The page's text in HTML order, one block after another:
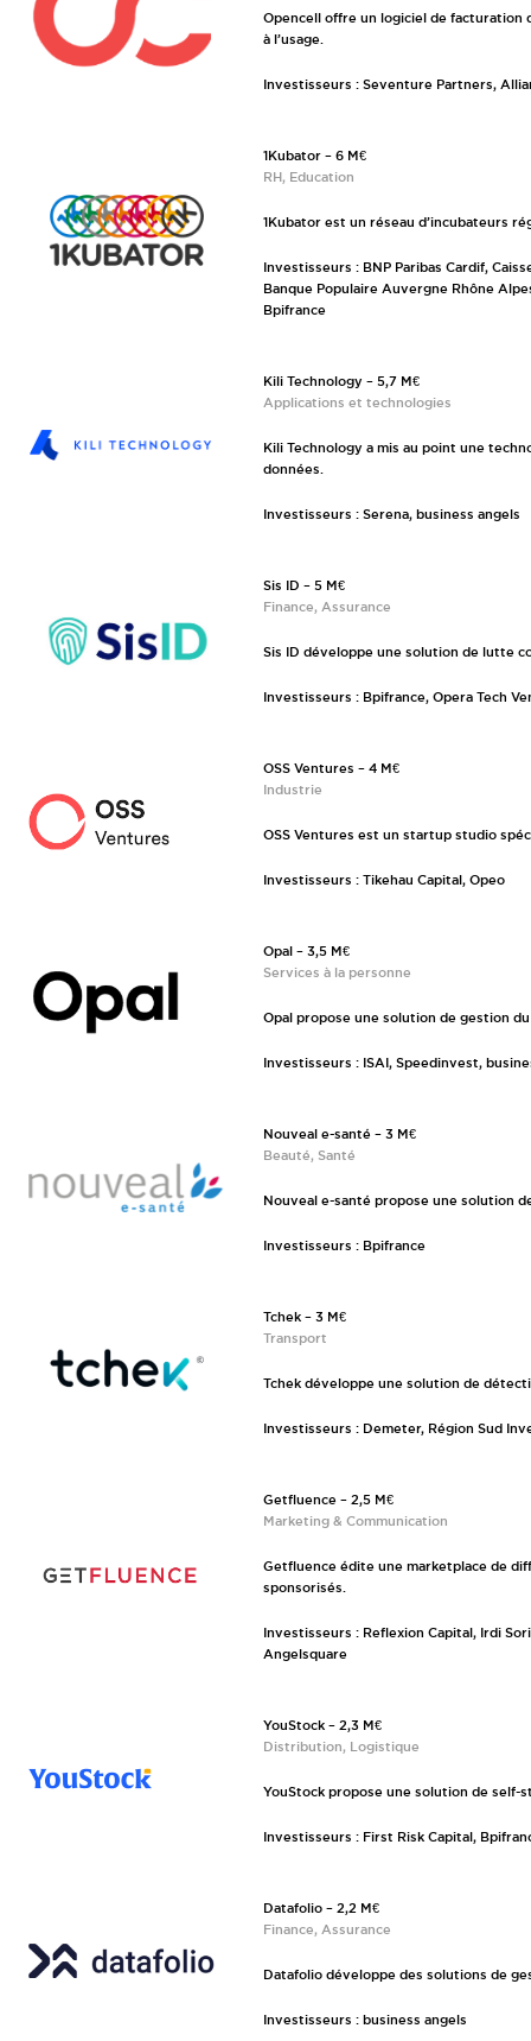
Opencell offre un logiciel de facturation
à l’usage.
Investisseurs : Seventure Partners,
1Kubator – 6 M€
RH, Education
1Kubator est un réseau d’incubateurs
Investisseurs : BNP Paribas Cardif,
Banque Populaire Auvergne Rhône
Bpifrance
Kili Technology – 5,7 M€
Applications et technologies
Kili Technology a mis au point une
données.
Investisseurs : Serena, business angels
Sis ID – 5 M€
Finance, Assurance
Sis ID développe une solution de lutte
Investisseurs : Bpifrance, Opera Tech
OSS Ventures – 4 M€
Industrie
OSS Ventures est un startup studio
Investisseurs : Tikehau Capital, Opeo
Opal – 3,5 M€
Services à la personne
Opal propose une solution de gestion
Investisseurs : ISAI, Speedinvest,
Nouveal e-santé – 3 M€
Beauté, Santé
Nouveal e-santé propose une solution
Investisseurs : Bpifrance
Tchek – 3 M€
Transport
Tchek développe une solution de
Investisseurs : Demeter, Région Sud
Getfluence – 2,5 M€
Marketing & Communication
Getfluence édite une marketplace de
sponsorisés.
Investisseurs : Reflexion Capital, Irdi
Angelsquare
YouStock – 2,3 M€
Distribution, Logistique
YouStock propose une solution de self-
Investisseurs : First Risk Capital,
Datafolio – 2,2 M€
Finance, Assurance
Datafolio développe des solutions de
Investisseurs : business angels